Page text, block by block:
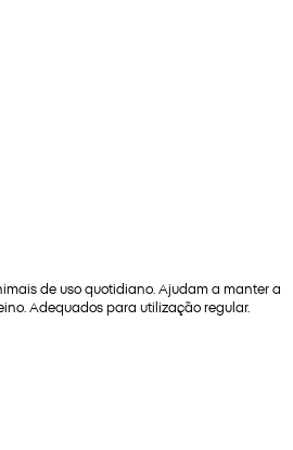
de uso quotidiano. Ajudam a manter a
Adequados para utilização regular.